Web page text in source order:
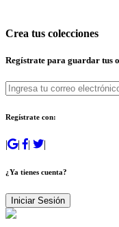
Crea tus colecciones
Regístrate para guardar tus
Regístrate con:
| | | |
¿Ya tienes cuenta?
Iniciar Sesión